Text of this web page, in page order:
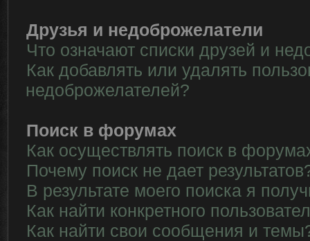
Друзья и недоброжелатели
Что означают списки друзей и
Как добавлять или удалять
недоброжелателей?
Поиск в форумах
Как осуществлять поиск в
Почему поиск не дает
В результате моего поиска я
Как найти конкретного
Как найти свои сообщения и